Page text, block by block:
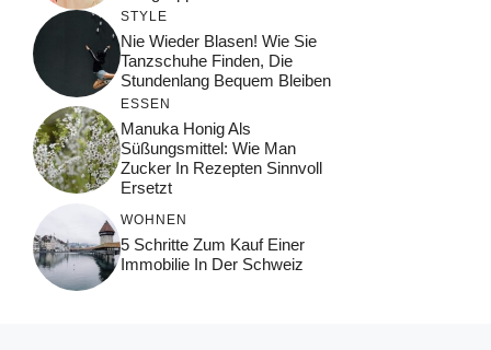
STYLE
Nie Wieder Blasen! Wie Sie
Tanzschuhe Finden, Die
Stundenlang Bequem Bleiben
ESSEN
Manuka Honig Als
Süßungsmittel: Wie Man
Zucker In Rezepten Sinnvoll
Ersetzt
WOHNEN
5 Schritte Zum Kauf Einer
Immobilie In Der Schweiz